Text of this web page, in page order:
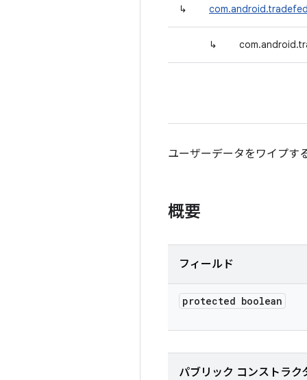
↳
↳
ユーザーデータをワイプす
概要
フィールド
protected boolean
パブリック コンストラク